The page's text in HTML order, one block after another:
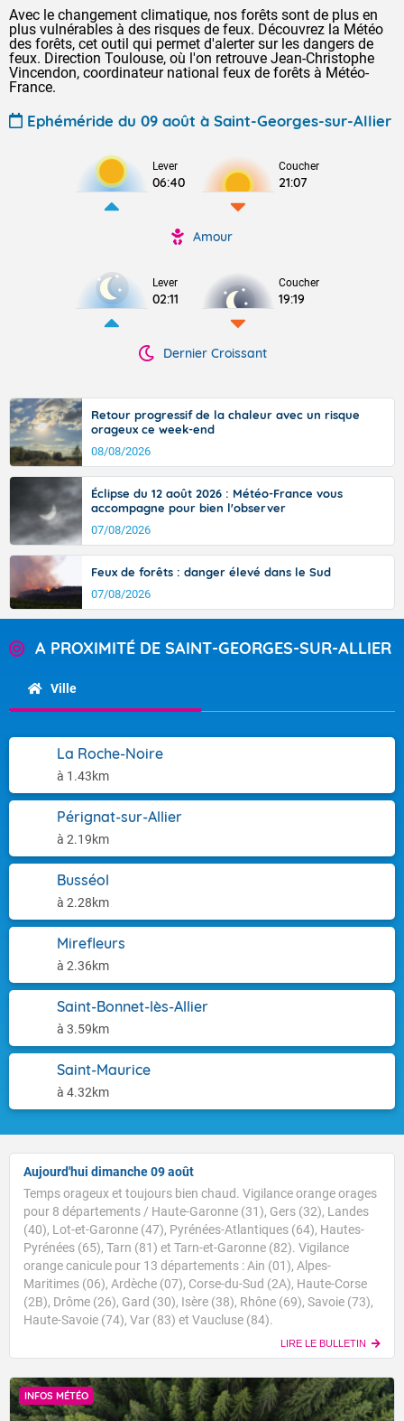
Avec le changement climatique, nos forêts sont de plus en
plus vulnérables à des risques de feux. Découvrez la Météo
des forêts, cet outil qui permet d'alerter sur les dangers de
feux. Direction Toulouse, où l'on retrouve Jean-Christophe
Vincendon, coordinateur national feux de forêts à Météo-
France.
Ephéméride du 09 août à Saint-Georges-sur-Allier
Lever
06:40
Coucher
21:07
Amour
Lever
02:11
Coucher
19:19
Dernier Croissant
Retour progressif de la chaleur avec un risque
orageux ce week-end
08/08/2026
Éclipse du 12 août 2026 : Météo-France vous
accompagne pour bien l'observer
07/08/2026
Feux de forêts : danger élevé dans le Sud
07/08/2026
A PROXIMITÉ DE SAINT-GEORGES-SUR-ALLIER
Ville
La Roche-Noire
à 1.43km
Pérignat-sur-Allier
à 2.19km
Busséol
à 2.28km
Mirefleurs
à 2.36km
Saint-Bonnet-lès-Allier
à 3.59km
Saint-Maurice
à 4.32km
Aujourd'hui dimanche 09 août
Temps orageux et toujours bien chaud. Vigilance orange orages
pour 8 départements / Haute-Garonne (31), Gers (32), Landes
(40), Lot-et-Garonne (47), Pyrénées-Atlantiques (64), Hautes-
Pyrénées (65), Tarn (81) et Tarn-et-Garonne (82). Vigilance
orange canicule pour 13 départements : Ain (01), Alpes-
Maritimes (06), Ardèche (07), Corse-du-Sud (2A), Haute-Corse
(2B), Drôme (26), Gard (30), Isère (38), Rhône (69), Savoie (73),
Haute-Savoie (74), Var (83) et Vaucluse (84).
LIRE LE BULLETIN
INFOS MÉTÉO